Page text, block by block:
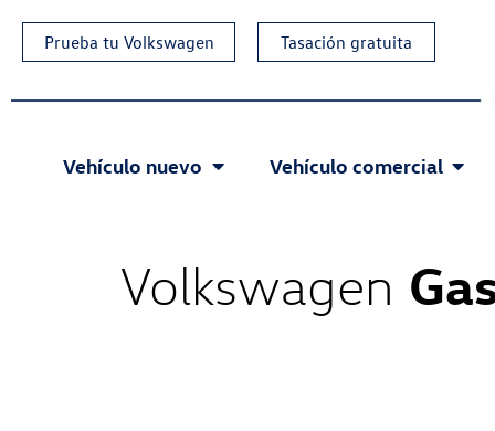
Prueba tu Volkswagen Tasación gratuita
Vehículo nuevo Vehículo comercial
Volkswagen